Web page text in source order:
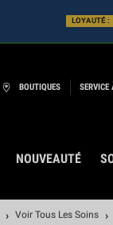
LOYAUTÉ :
BOUTIQUES SERVICE
NOUVEAUTÉ
Voir Tous Les Soins